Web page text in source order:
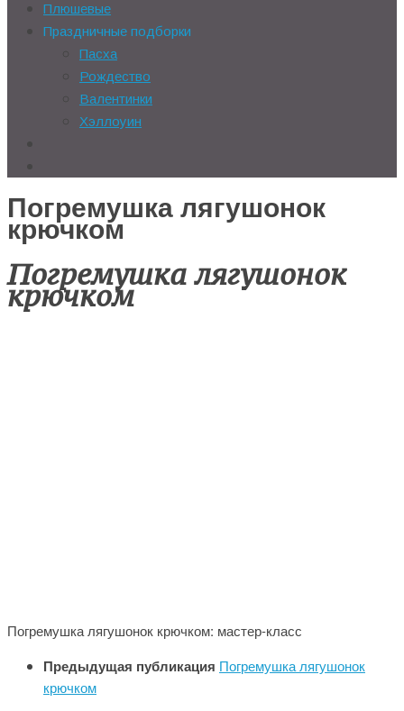
Плюшевые
Праздничные подборки
Пасха
Рождество
Валентинки
Хэллоуин
Погремушка лягушонок
крючком
Погремушка лягушонок
крючком
Погремушка лягушонок крючком: мастер-класс
Предыдущая публикация Погремушка лягушонок
крючком